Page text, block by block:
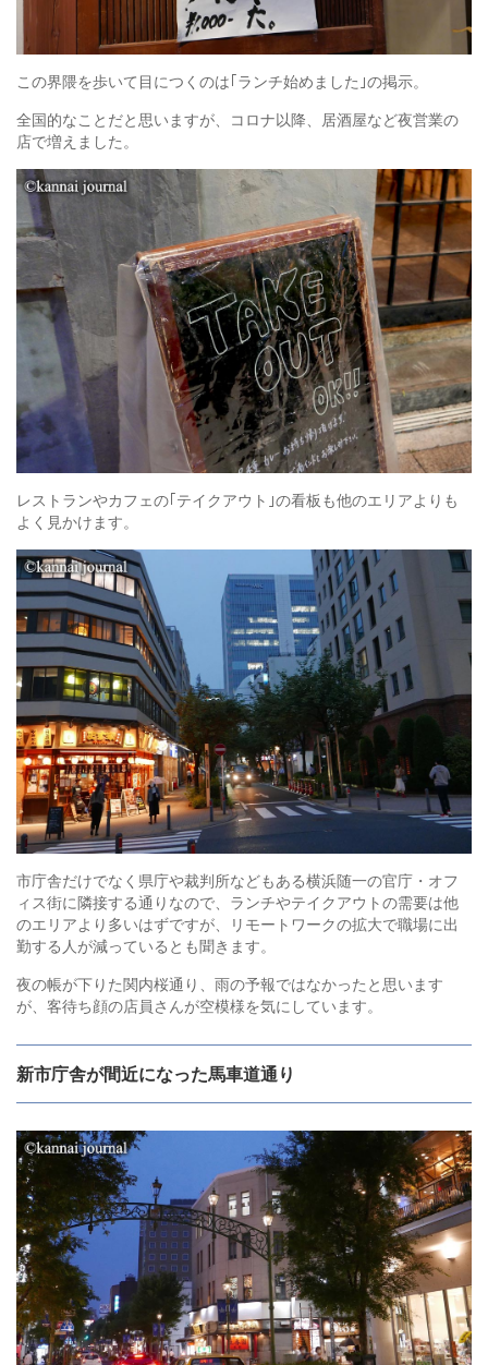
この界隈を歩いて目につくのは｢ランチ始めました｣の掲示。
全国的なことだと思いますが、コロナ以降、居酒屋など夜営業の
店で増えました。
レストランやカフェの｢テイクアウト｣の看板も他のエリアよりも
よく見かけます。
市庁舎だけでなく県庁や裁判所などもある横浜随一の官庁・オフ
ィス街に隣接する通りなので、ランチやテイクアウトの需要は他
のエリアより多いはずですが、リモートワークの拡大で職場に出
勤する人が減っているとも聞きます。
夜の帳が下りた関内桜通り、雨の予報ではなかったと思います
が、客待ち顔の店員さんが空模様を気にしています。
新市庁舎が間近になった馬車道通り